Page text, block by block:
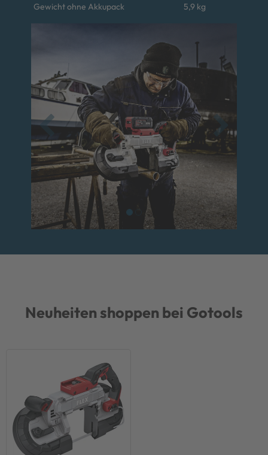
Gewicht ohne Akkupack
5,9 kg
Neuheiten shoppen bei Gotools